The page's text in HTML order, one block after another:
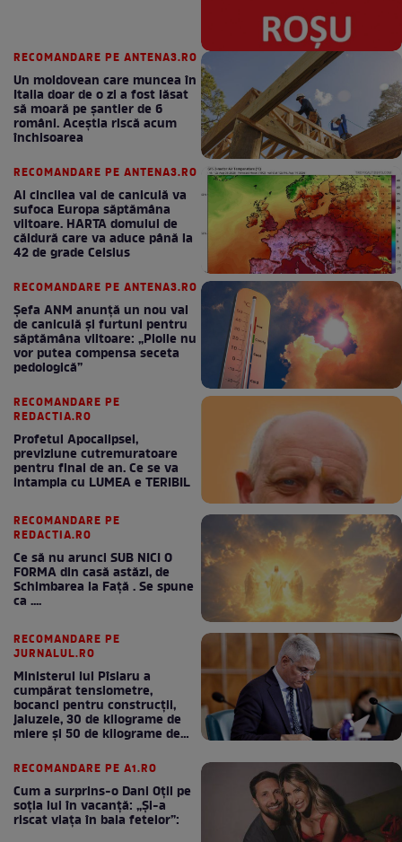
RECOMANDARE PE ANTENA3.RO
Un moldovean care muncea în
Italia doar de o zi a fost lăsat
să moară pe şantier de 6
români. Aceștia riscă acum
închisoarea
RECOMANDARE PE ANTENA3.RO
Al cincilea val de caniculă va
sufoca Europa săptămâna
viitoare. HARTA domului de
căldură care va aduce până la
42 de grade Celsius
RECOMANDARE PE ANTENA3.RO
Șefa ANM anunță un nou val
de caniculă și furtuni pentru
săptămâna viitoare: „Ploile nu
vor putea compensa seceta
pedologică”
RECOMANDARE PE
REDACTIA.RO
Profetul Apocalipsei,
previziune cutremuratoare
pentru final de an. Ce se va
intampla cu LUMEA e TERIBIL
RECOMANDARE PE
REDACTIA.RO
Ce să nu arunci SUB NICI O
FORMA din casă astăzi, de
Schimbarea la Față . Se spune
ca ....
RECOMANDARE PE
JURNALUL.RO
Ministerul lui Pîslaru a
cumpărat tensiometre,
bocanci pentru construcții,
jaluzele, 30 de kilograme de
miere și 50 de kilograme de
RECOMANDARE PE A1.RO
Cum a surprins-o Dani Oțil pe
soția lui în vacanță: „Și-a
riscat viața în baia fetelor”: